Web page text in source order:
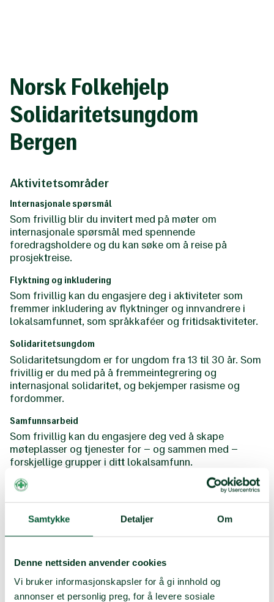
Samtykke Detaljer Om
Denne nettsiden anvender cookies
Vi bruker informasjonskapsler for å gi innhold og
annonser et personlig preg, for å levere sosiale
Norsk Folkehjelp
Solidaritetsungdom
Bergen
Aktivitetsområder
Internasjonale spørsmål
Som frivillig blir du invitert med på møter om
internasjonale spørsmål med spennende
foredragsholdere og du kan søke om å reise på
prosjektreise.
Flyktning og inkludering
Som frivillig kan du engasjere deg i aktiviteter som
fremmer inkludering av flyktninger og innvandrere i
lokalsamfunnet, som språkkaféer og fritidsaktiviteter.
Solidaritetsungdom
Solidaritetsungdom er for ungdom fra 13 til 30 år. Som
frivillig er du med på å fremmeintegrering og
internasjonal solidaritet, og bekjemper rasisme og
fordommer.
Samfunnsarbeid
Som frivillig kan du engasjere deg ved å skape
møteplasser og tjenester for – og sammen med –
forskjellige grupper i ditt lokalsamfunn.
medlemidag